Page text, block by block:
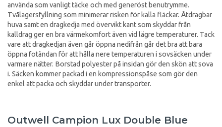
använda som vanligt täcke och med generöst benutrymme.
Tvålagersfyllning som minimerar risken för kalla fläckar. Åtdragbar
huva samt en dragkedja med övervikt kant som skyddar från
kalldrag ger en bra värmekomfort även vid lägre temperaturer. Tack
vare att dragkedjan även går öppna nedifrån går det bra att bara
öppna fotändan för att hålla nere temperaturen i sovsäcken under
varmare nätter. Borstad polyester på insidan gör den skön att sova
i. Säcken kommer packad i en kompressionspåse som gör den
enkel att packa och skyddar under transporter.
Outwell Campion Lux Double Blue